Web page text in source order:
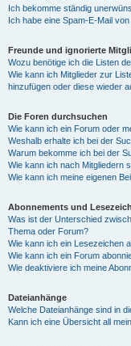
Ich bekomme ständig
Ich habe eine Spam-E-Mail
Freunde und ignorierte
Wozu benötige ich die Listen
Wie kann ich Mitglieder zur
hinzufügen oder diese wieder
Die Foren durchsuchen
Wie kann ich ein Forum oder
Weshalb erhalte ich bei der
Warum bekomme ich bei der
Wie kann ich nach Mitgliedern
Wie kann ich meine eigenen
Abonnements und
Was ist der Unterschied
Thema oder Forum?
Wie kann ich ein Lesezeichen
Wie kann ich ein Forum
Wie deaktiviere ich meine
Dateianhänge
Welche Dateianhänge sind in
Kann ich eine Übersicht all